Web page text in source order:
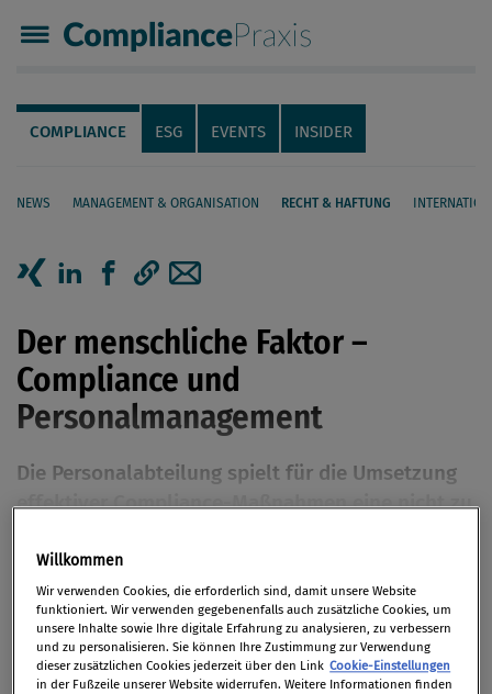
Compliance Praxis
Servicenavigation
Navigation
COMPLIANCE ESG EVENTS INSIDER
NEWS MANAGEMENT & ORGANISATION RECHT & HAFTUNG
Seiteninhalt
Der menschliche Faktor –
Compliance und
Personalmanagement
Die Personalabteilung spielt für die Umsetzung
effektiver Compliance-Maßnahmen eine nicht zu
Haftungsquellen im Bereich des Arbeitsrechts zu
identifizieren, wickelt Schulungen ab und
dokumentiert diese, hat auf arbeitsrechtlich
relevante Vorschriften bei der Durchführung
interner Untersuchungen zu achten und kann
Willkommen
Wir verwenden Cookies, die erforderlich sind, damit unsere Website
funktioniert. Wir verwenden gegebenenfalls auch zusätzliche Cookies, um
unsere Inhalte sowie Ihre digitale Erfahrung zu analysieren, zu verbessern
und zu personalisieren. Sie können Ihre Zustimmung zur Verwendung
dieser zusätzlichen Cookies jederzeit über den Link Cookie-Einstellungen
in der Fußzeile unserer Website widerrufen. Weitere Informationen finden